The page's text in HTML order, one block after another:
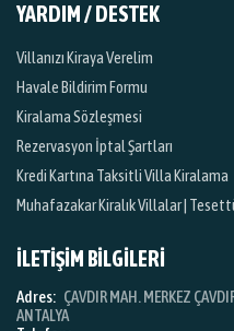
YARDIM / DESTEK
Villanızı Kiraya Verelim
Havale Bildirim Formu
Kiralama Sözleşmesi
Rezervasyon İptal Şartları
Kredi Kartına Taksitli Villa Kiralama
Muhafazakar Kiralık Villalar |
İLETİŞİM BİLGİLERİ
Adres: ÇAVDIR MAH. MERKEZ
ANTALYA